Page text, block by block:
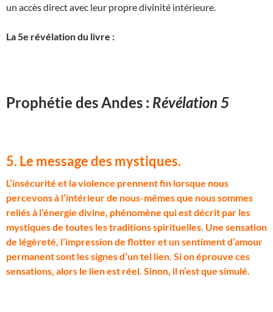
un accès direct avec leur propre divinité intérieure.
La 5e révélation du livre :
Prophétie des Andes : Révélation 5
5. Le message des mystiques.
L‘insécurité et la violence prennent fin lorsque nous
percevons à l’intérieur de nous-mêmes que nous sommes
reliés à l’énergie divine, phénomène qui est décrit par les
mystiques de toutes les traditions spirituelles. Une sensation
de légèreté, l’impression de flotter et un sentiment d’amour
permanent sont les signes d’un tel lien. Si on éprouve ces
sensations, alors le lien est réel. Sinon, il n’est que simulé.